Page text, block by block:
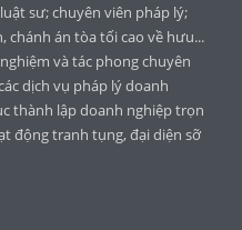
sư; chuyên viên pháp lý;
chánh án tòa tối cao về hưu...
và tác phong chuyên
dịch vụ pháp lý doanh
thành lập doanh nghiệp trọn
động tranh tụng, đại diện sỡ